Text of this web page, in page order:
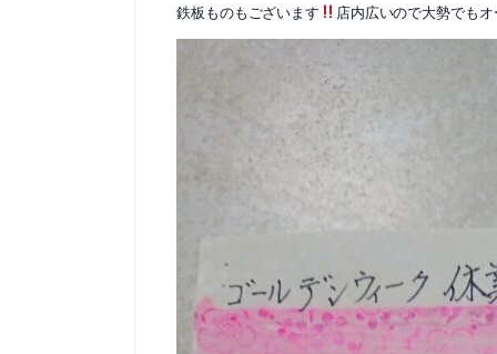
鉄板ものもございます 店内広いので大勢でも